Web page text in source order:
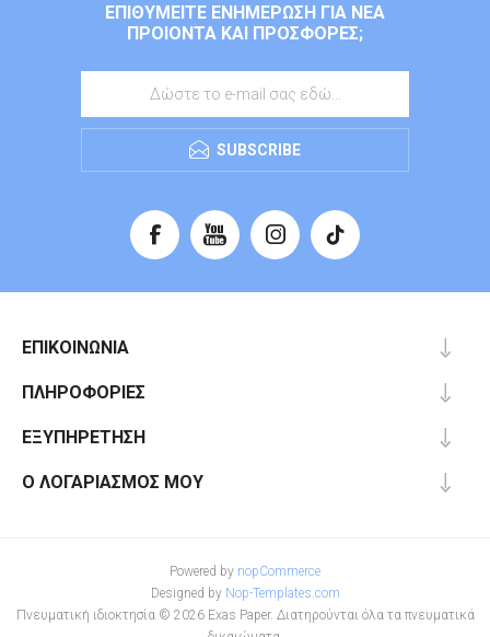
ΕΠΙΘΥΜΕΊΤΕ ΕΝΗΜΈΡΩΣΗ ΓΙΑ ΝΈΑ
ΠΡΟΙΌΝΤΑ ΚΑΙ ΠΡΟΣΦΟΡΈΣ;
SUBSCRIBE
ΕΠΙΚΟΙΝΩΝΊΑ
ΠΛΗΡΟΦΟΡΊΕΣ
ΕΞΥΠΗΡΈΤΗΣΗ
Ο ΛΟΓΑΡΙΑΣΜΌΣ ΜΟΥ
Powered by nopCommerce
Designed by Nop-Templates.com
Πνευματική ιδιοκτησία © 2026 Exas Paper. Διατηρούνται όλα τα πνευματικά